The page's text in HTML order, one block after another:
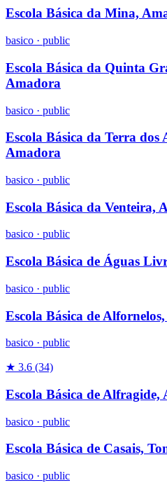
Escola Básica da Mina,
basico · public
Escola Básica da Quinta
Amadora
basico · public
Escola Básica da Terra dos
Amadora
basico · public
Escola Básica da Venteira,
basico · public
Escola Básica de Águas
basico · public
Escola Básica de
basico · public
★ 3.6 (34)
Escola Básica de Alfragide,
basico · public
Escola Básica de Casais,
basico · public